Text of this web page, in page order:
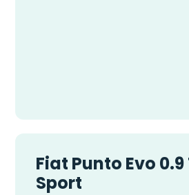
Fiat Punto Evo
Sport